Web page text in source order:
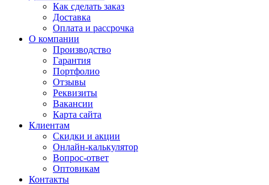
Как сделать заказ
Доставка
Оплата и рассрочка
О компании
Производство
Гарантия
Портфолио
Отзывы
Реквизиты
Вакансии
Карта сайта
Клиентам
Скидки и акции
Онлайн-калькулятор
Вопрос-ответ
Оптовикам
Контакты